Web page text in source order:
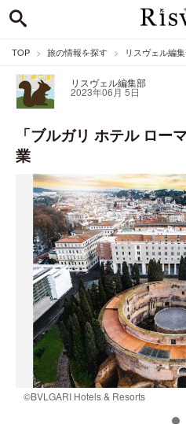
TOP 旅の情報を探す リスヴェル編
リスヴェル編集部
2023年06月 5日
「ブルガリ ホテル ロー
業
©️BVLGARI Hotels & Resorts